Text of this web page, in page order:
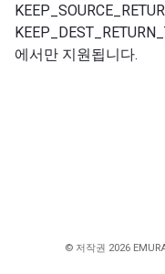
에서만 지원됩니다.
© 저작권 2026